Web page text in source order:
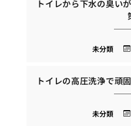
トイレから下水の臭い
未分類
トイレの高圧洗浄で頑
未分類